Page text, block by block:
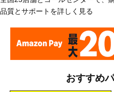
品質とサポートを詳しく見る
おすすめ